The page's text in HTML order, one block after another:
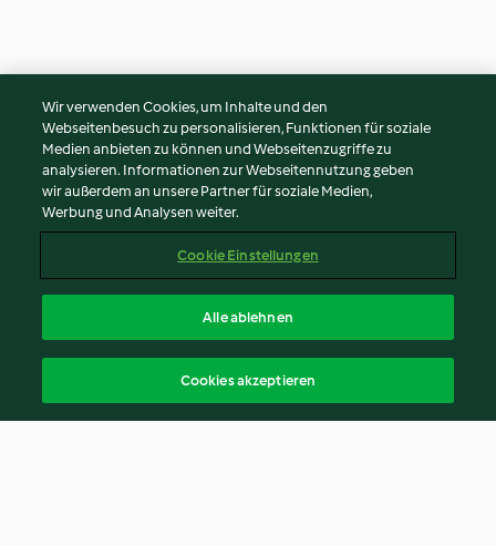
Wir verwenden Cookies, um Inhalte und den
Webseitenbesuch zu personalisieren, Funktionen für soziale
Medien anbieten zu können und Webseitenzugriffe zu
analysieren. Informationen zur Webseitennutzung geben
wir außerdem an unsere Partner für soziale Medien,
Werbung und Analysen weiter.
Cookie Einstellungen
Alle ablehnen
Cookies akzeptieren